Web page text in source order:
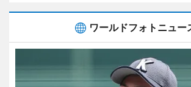
ワールドフォトニュー